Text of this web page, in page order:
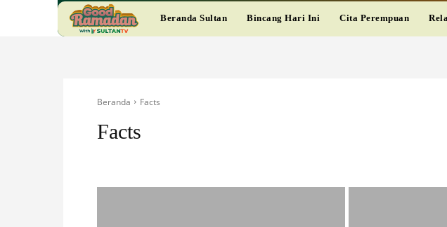
H
Beranda Sultan Bincang Hari Ini Cita Perempuan
Beranda Facts
Facts